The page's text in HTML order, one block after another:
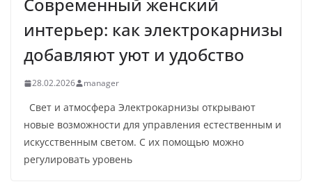
Современный женский
интерьер: как электрокарнизы
добавляют уют и удобство
28.02.2026 manager
Свет и атмосфера Электрокарнизы открывают
новые возможности для управления естественным и
искусственным светом. С их помощью можно
регулировать уровень